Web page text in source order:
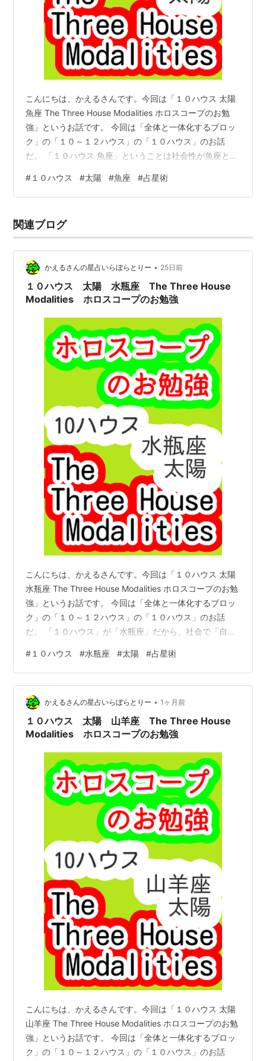
こんにちは、かえるさんです。今回は「１０ハウス 太陽
魚座 The Three House Modalities ホロスコープのお勉
強」というお話です。 今回は「全体と一体化するブロッ
ク」の「１０～１２ハウス」の「１０ハウス」のお話
だ。 「１０ハウス 魚座」ということは社会性が魚座とい
良いものを保護するとか、そういうイメージかな。 だい
たいそういうイメージですね。自分と相手の境目が薄い
座」は「１２ハウス」「海王星」と繋がった星座です。
「１２ハウス」は、水瓶座、１１ハウスでリセットをし
# １０ハウス #太陽 #魚座 #占星術
関連ブログ
かえるさんの星占いらぼらとりー • 25日前
１０ハウス 太陽 水瓶座 The Three House
Modalities ホロスコープのお勉強
こんにちは、かえるさんです。今回は「１０ハウス 太陽
水瓶座 The Three House Modalities ホロスコープのお勉
強」というお話です。 今回は「全体と一体化するブロッ
ク」の「１０～１２ハウス」の「１０ハウス」のお話
だ。 「１０ハウス」が「水瓶座」だから、社会で「自分
中でやりたいことをどんどんやっちゃうってことなの？
しっかりした人の場合「水瓶座」をする前に「山羊座」
でしっかり力を付けるから、別に破綻したり、ダメにな
っちゃう、とかそういうことではありません。 そうか、
建設的な「水瓶座」は「山羊座」で力を付けるんだね。
「１０…
# １０ハウス #水瓶座 #太陽 #占星術
かえるさんの星占いらぼらとりー • 1ヶ月前
１０ハウス 太陽 山羊座 The Three House
Modalities ホロスコープのお勉強
こんにちは、かえるさんです。今回は「１０ハウス 太陽
山羊座 The Three House Modalities ホロスコープのお勉
強」というお話です。 今回は「全体と一体化するブロッ
ク」の「１０～１２ハウス」の「１０ハウス」のお話